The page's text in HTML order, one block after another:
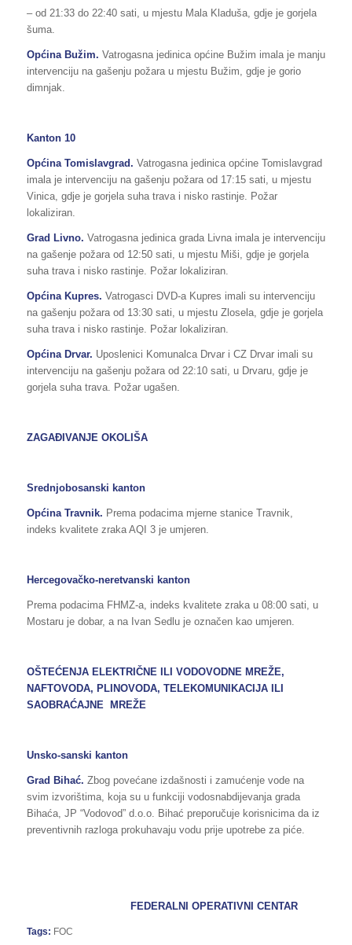
– od 21:33 do 22:40 sati, u mjestu Mala Kladuša, gdje je gorjela
šuma.
Općina Bužim. Vatrogasna jedinica općine Bužim imala je manju
intervenciju na gašenju požara u mjestu Bužim, gdje je gorio
dimnjak.
Kanton 10
Općina Tomislavgrad. Vatrogasna jedinica općine Tomislavgrad
imala je intervenciju na gašenju požara od 17:15 sati, u mjestu
Vinica, gdje je gorjela suha trava i nisko rastinje. Požar
lokaliziran.
Grad Livno. Vatrogasna jedinica grada Livna imala je intervenciju
na gašenje požara od 12:50 sati, u mjestu Miši, gdje je gorjela
suha trava i nisko rastinje. Požar lokaliziran.
Općina Kupres. Vatrogasci DVD-a Kupres imali su intervenciju
na gašenju požara od 13:30 sati, u mjestu Zlosela, gdje je gorjela
suha trava i nisko rastinje. Požar lokaliziran.
Općina Drvar. Uposlenici Komunalca Drvar i CZ Drvar imali su
intervenciju na gašenju požara od 22:10 sati, u Drvaru, gdje je
gorjela suha trava. Požar ugašen.
ZAGAĐIVANJE OKOLIŠA
Srednjobosanski kanton
Općina Travnik. Prema podacima mjerne stanice Travnik,
indeks kvalitete zraka AQI 3 je umjeren.
Hercegovačko-neretvanski kanton
Prema podacima FHMZ-a, indeks kvalitete zraka u 08:00 sati, u
Mostaru je dobar, a na Ivan Sedlu je označen kao umjeren.
OŠTEĆENJA ELEKTRIČNE ILI VODOVODNE MREŽE,
NAFTOVODA, PLINOVODA, TELEKOMUNIKACIJA ILI
SAOBRAĆAJNE MREŽE
Unsko-sanski kanton
Grad Bihać. Zbog povećane izdašnosti i zamućenje vode na
svim izvorištima, koja su u funkciji vodosnabdijevanja grada
Bihaća, JP “Vodovod” d.o.o. Bihać preporučuje korisnicima da iz
preventivnih razloga prokuhavaju vodu prije upotrebe za piće.
FEDERALNI OPERATIVNI CENTAR
Tags: FOC